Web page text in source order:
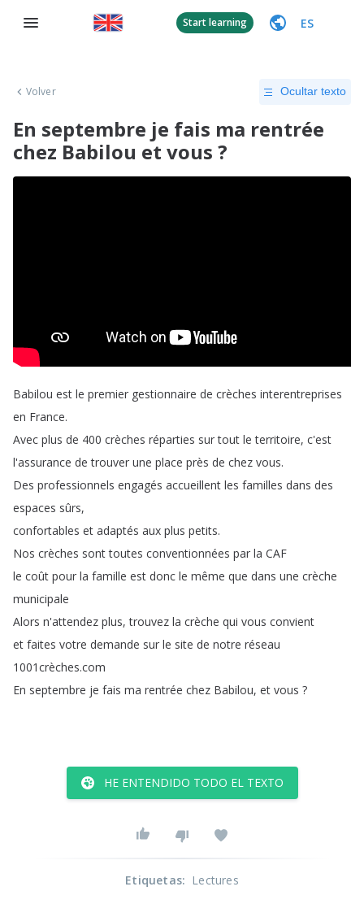
Start learning ES
Volver Ocultar texto
En septembre je fais ma rentrée
chez Babilou et vous ?
Babilou est le premier gestionnaire de crèches interentreprises
en France.
Avec plus de 400 crèches réparties sur tout le territoire, c'est
l'assurance de trouver une place près de chez vous.
Des professionnels engagés accueillent les familles dans des
espaces sûrs,
confortables et adaptés aux plus petits.
Nos crèches sont toutes conventionnées par la CAF
le coût pour la famille est donc le même que dans une crèche
municipale
Alors n'attendez plus,trouvez la crèche qui vous convient
et faites votre demande sur le site de notre réseau
1001crèches.com
En septembre je fais ma rentrée chez Babilou, et vous ?
HE ENTENDIDO TODO EL TEXTO
Etiquetas: Lectures